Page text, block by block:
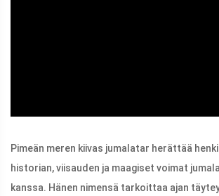
Pimeän meren kiivas jumalatar herättää
historian, viisauden ja maagiset voimat
kanssa. Hänen nimensä tarkoittaa ajan